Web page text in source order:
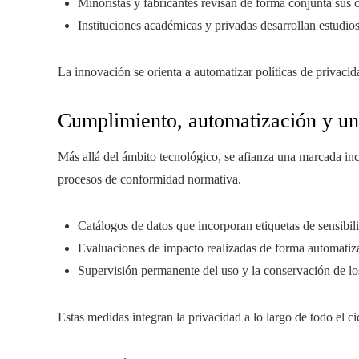
Instituciones académicas y privadas desarrollan
La innovación se orienta a automatizar políticas de
Cumplimiento, automatización y
Más allá del ámbito tecnológico, se afianza una marcada
procesos de conformidad normativa.
Catálogos de datos que incorporan etiquetas de
Evaluaciones de impacto realizadas de forma
Supervisión permanente del uso y la conservación de
Estas medidas integran la privacidad a lo largo de todo el